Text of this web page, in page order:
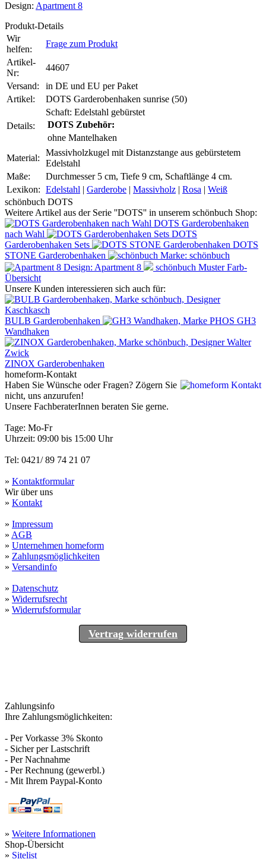
Design: Apartment 8
Produkt-Details
Wir
helfen:
Frage zum Produkt
Artikel-
Nr:
44607
Versand:
in DE und EU per Paket
Artikel:
DOTS Garderobenhaken sunrise (50)
Details:
Schaft: Edelstahl gebürstet
DOTS Zubehör:
ohne Mantelhaken
Material:
Massivholzkugel mit Distanzstange aus gebürstetem
Edelstahl
Maße:
Durchmesser 5 cm, Tiefe 9 cm, Schaftlänge 4 cm.
Lexikon: Edelstahl | Garderobe | Massivholz | Rosa | Weiß
schönbuch DOTS
Weitere Artikel aus der Serie ''DOTS'' in unserem schönbuch Shop:
DOTS Garderobenhaken
nach Wahl
DOTS
Garderobenhaken Sets
DOTS
STONE Garderobenhaken
Marke: schönbuch
Design: Apartment 8
schönbuch Muster Farb-
Übersicht
Unsere Kunden interessieren sich auch für:
BULB Garderobenhaken
GH3
Wandhaken
ZINOX Garderobenhaken
homeform-Kontakt
Haben Sie Wünsche oder Fragen? Zögern Sie
nicht, uns anzurufen!
Unsere FachberaterInnen beraten Sie gerne.
Tage: Mo-Fr
Uhrzeit: 09:00 bis 15:00 Uhr
Tel: 0421/ 89 74 21 07
» Kontaktformular
Wir über uns
» Kontakt
» Impressum
» AGB
» Unternehmen homeform
» Zahlungsmöglichkeiten
» Versandinfo
» Datenschutz
» Widerrufsrecht
» Widerrufsformular
Vertrag widerrufen
Zahlungsinfo
Ihre Zahlungsmöglichkeiten:
- Per Vorkasse 3% Skonto
- Sicher per Lastschrift
- Per Nachnahme
- Per Rechnung (gewerbl.)
- Mit Ihrem Paypal-Konto
» Weitere Informationen
Shop-Übersicht
» Sitelist